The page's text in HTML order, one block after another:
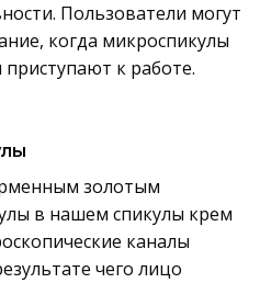
Пользователи могут
когда микроспикулы
к работе.
золотым
в нашем спикулы крем
каналы
чего лицо